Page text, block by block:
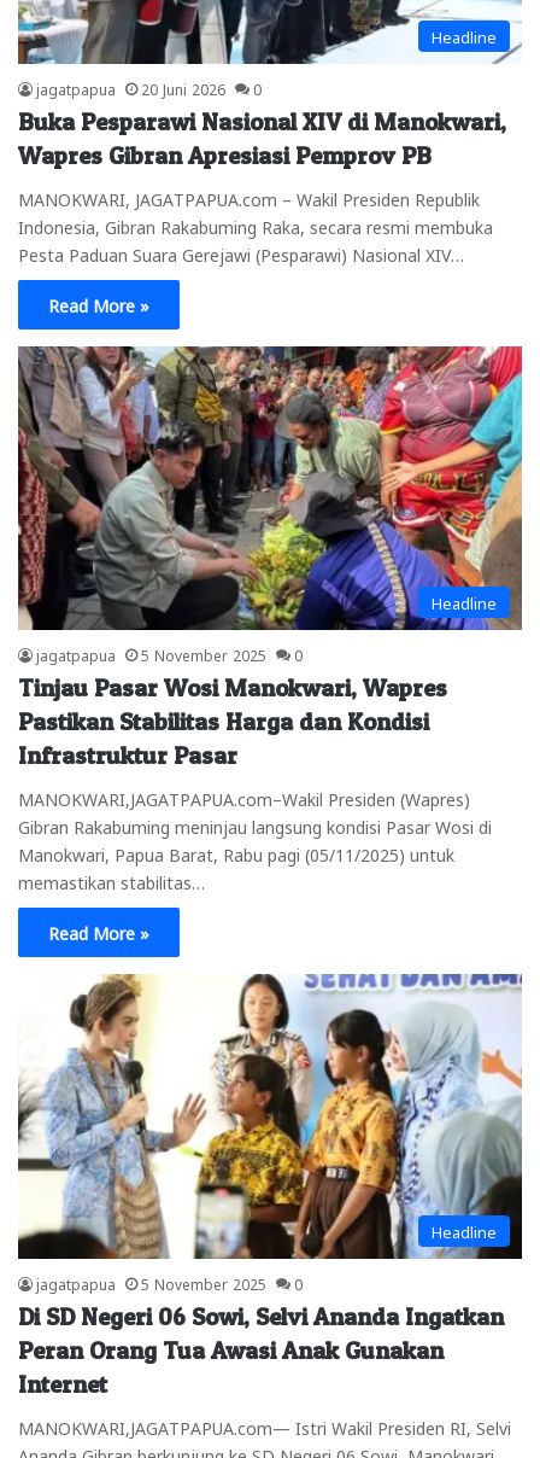
Headline
jagatpapua 20 Juni 2026 0
Buka Pesparawi Nasional XIV di Manokwari,
Wapres Gibran Apresiasi Pemprov PB
MANOKWARI, JAGATPAPUA.com – Wakil Presiden Republik
Indonesia, Gibran Rakabuming Raka, secara resmi membuka
Pesta Paduan Suara Gerejawi (Pesparawi) Nasional XIV…
Read More »
Headline
jagatpapua 5 November 2025 0
Tinjau Pasar Wosi Manokwari, Wapres
Pastikan Stabilitas Harga dan Kondisi
Infrastruktur Pasar
MANOKWARI,JAGATPAPUA.com–Wakil Presiden (Wapres)
Gibran Rakabuming meninjau langsung kondisi Pasar Wosi di
Manokwari, Papua Barat, Rabu pagi (05/11/2025) untuk
memastikan stabilitas…
Read More »
Headline
jagatpapua 5 November 2025 0
Di SD Negeri 06 Sowi, Selvi Ananda Ingatkan
Peran Orang Tua Awasi Anak Gunakan
Internet
MANOKWARI,JAGATPAPUA.com— Istri Wakil Presiden RI, Selvi